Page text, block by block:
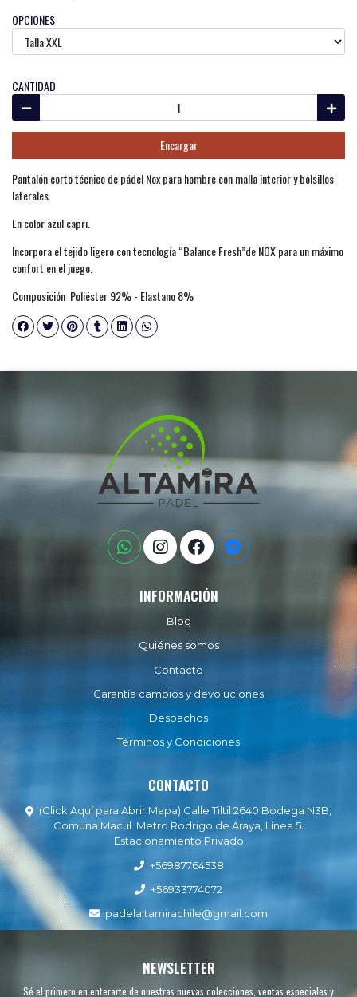
OPCIONES
CANTIDAD
Encargar
Pantalón corto técnico de pádel Nox para hombre con malla interior y bolsillos
laterales.
En color azul capri.
Incorpora el tejido ligero con tecnología “Balance Fresh”de NOX para un máximo
confort en el juego.
Composición: Poliéster 92% - Elastano 8%
INFORMACIÓN
Blog
Quiénes somos
Contacto
Garantía cambios y devoluciones
Despachos
Términos y Condiciones
CONTACTO
(Click Aquí para Abrir Mapa) Calle Tiltil 2640 Bodega N3B,
Comuna Macul. Metro Rodrigo de Araya, Línea 5.
Estacionamiento Privado
+56987764538
+56933774072
padelaltamirachile@gmail.com
NEWSLETTER
Sé el primero en enterarte de nuestras nuevas colecciones, ventas especiales y